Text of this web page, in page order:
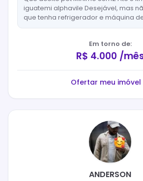
iguatemi alphavile Desejável, mas
que tenha refrigerador e máquina
Em torno de:
R$ 4.000 /
Ofertar meu
ANDERSON